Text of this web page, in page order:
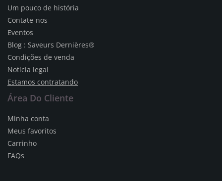
Um pouco de história
Contate-nos
Eventos
Blog : Saveurs Dernières®
Condições de venda
Notícia legal
Estamos contratando
Área Do Cliente
Minha conta
Meus favoritos
Carrinho
FAQs